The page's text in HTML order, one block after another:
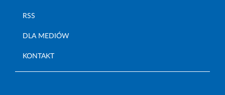
RSS
DLA MEDIÓW
KONTAKT